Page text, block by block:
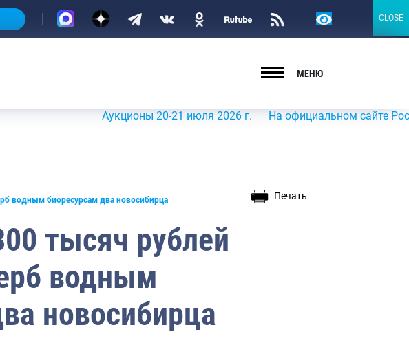
Версия
МЕНЮ
Аукционы 20-21 июля 2026 г. На официальном сайте
водным биоресурсам два новосибирца
Печать
тысяч рублей
водным
новосибирца
CLOSE
CLOSE